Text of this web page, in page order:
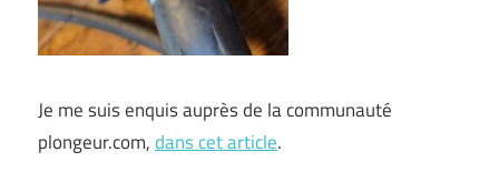
Je me suis enquis auprès de la communauté
plongeur.com,dans cet article.